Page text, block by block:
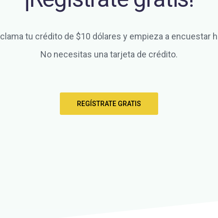
tu crédito de $10 dólares y empieza a encuestar
No necesitas una tarjeta de crédito.
REGÍSTRATE GRATIS